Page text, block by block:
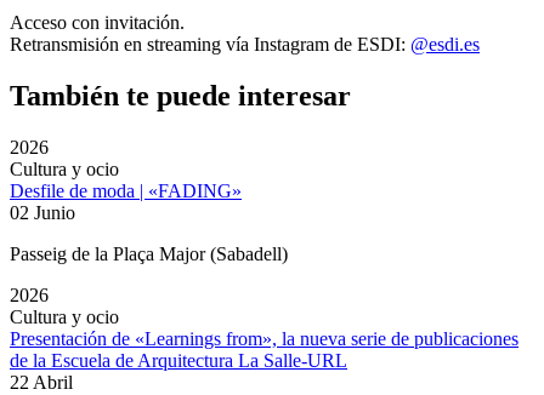
Acceso con invitación.
Retransmisión en streaming vía Instagram de ESDI: @esdi.es
También te puede interesar
2026
Cultura y ocio
Desfile de moda | «FADING»
02 Junio
Passeig de la Plaça Major (Sabadell)
2026
Cultura y ocio
Presentación de «Learnings from», la nueva serie de publicaciones
de la Escuela de Arquitectura La Salle-URL
22 Abril